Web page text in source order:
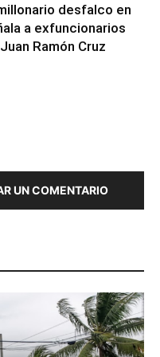
desfalco en
a exfuncionarios
Ramón Cruz
UN COMENTARIO